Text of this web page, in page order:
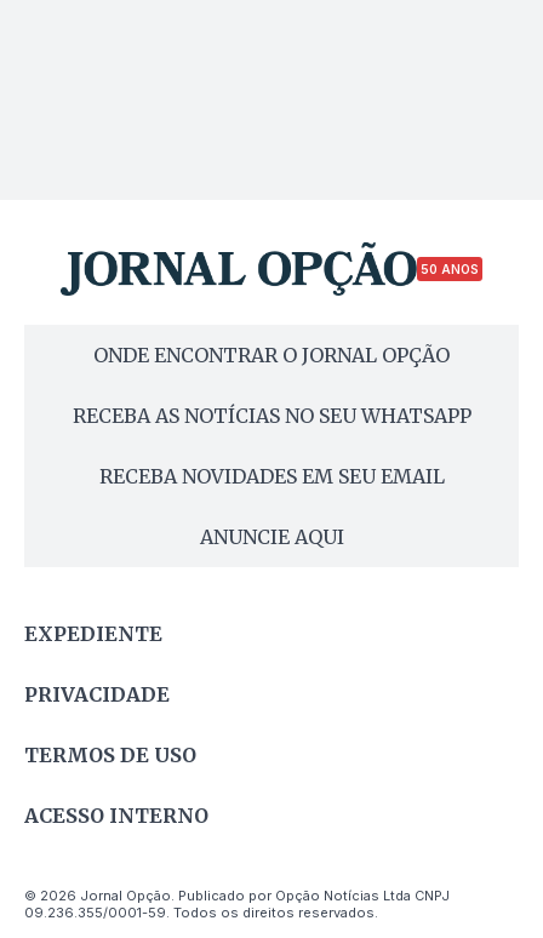
50 ANOS
ONDE ENCONTRAR O JORNAL OPÇÃO
RECEBA AS NOTÍCIAS NO SEU WHATSAPP
RECEBA NOVIDADES EM SEU EMAIL
ANUNCIE AQUI
EXPEDIENTE
PRIVACIDADE
TERMOS DE USO
ACESSO INTERNO
© 2026 Jornal Opção. Publicado por Opção Notícias Ltda CNPJ
09.236.355/0001-59. Todos os direitos reservados.